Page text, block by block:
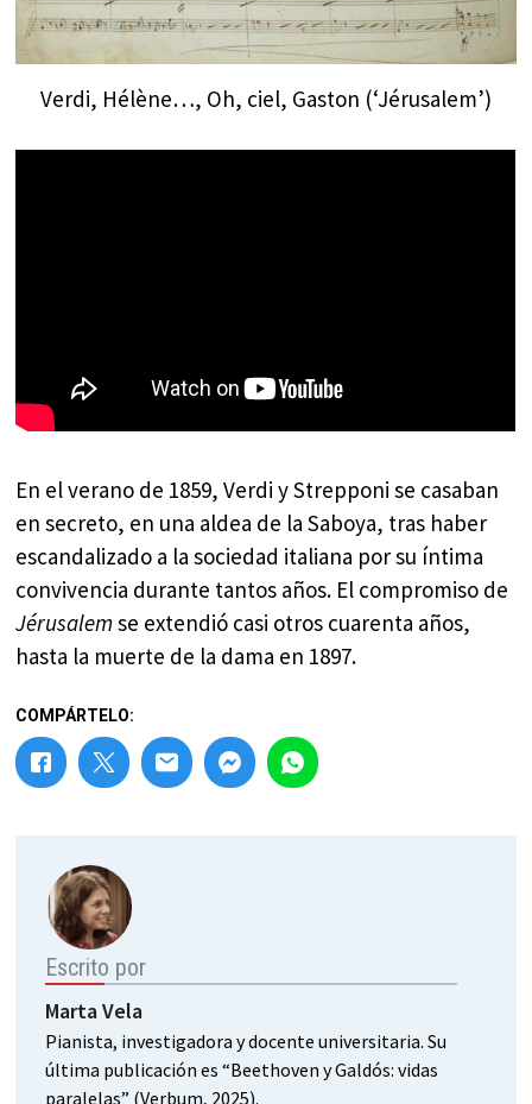
Verdi, Hélène…, Oh, ciel, Gaston (‘Jérusalem’)
En el verano de 1859, Verdi y Strepponi se casaban
en secreto, en una aldea de la Saboya, tras haber
escandalizado a la sociedad italiana por su íntima
convivencia durante tantos años. El compromiso de
Jérusalemse extendió casi otros cuarenta años,
hasta la muerte de la dama en 1897.
COMPÁRTELO:
Escrito por
Marta Vela
Pianista, investigadora y docente universitaria. Su
última publicación es “Beethoven y Galdós: vidas
paralelas” (Verbum, 2025).